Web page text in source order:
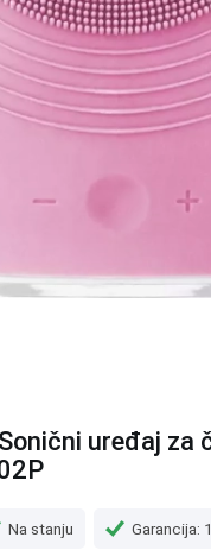
uređaj za
Na stanju Garancija: